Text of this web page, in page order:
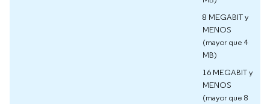
8 MEGABIT y
MENOS
(mayor que 4
MB)
16 MEGABIT y
MENOS
(mayor que 8